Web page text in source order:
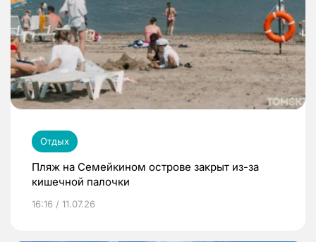
Отдых
Пляж на Семейкином острове закрыт из-за
кишечной палочки
16:16 / 11.07.26